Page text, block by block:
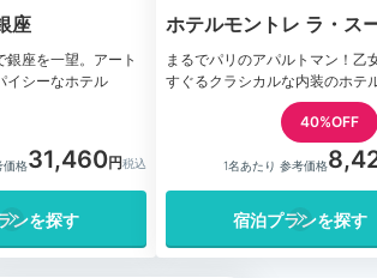
座
銀座を一望。アート
イシーなホテル
価格31,460
ンを探す
ホテルモントレ ラ・ス
ンザ
まるでパリのアパルトマン！乙
すぐるクラシカルな内装のホテ
40%OFF
1名あたり 参考価格
宿泊プランを探す